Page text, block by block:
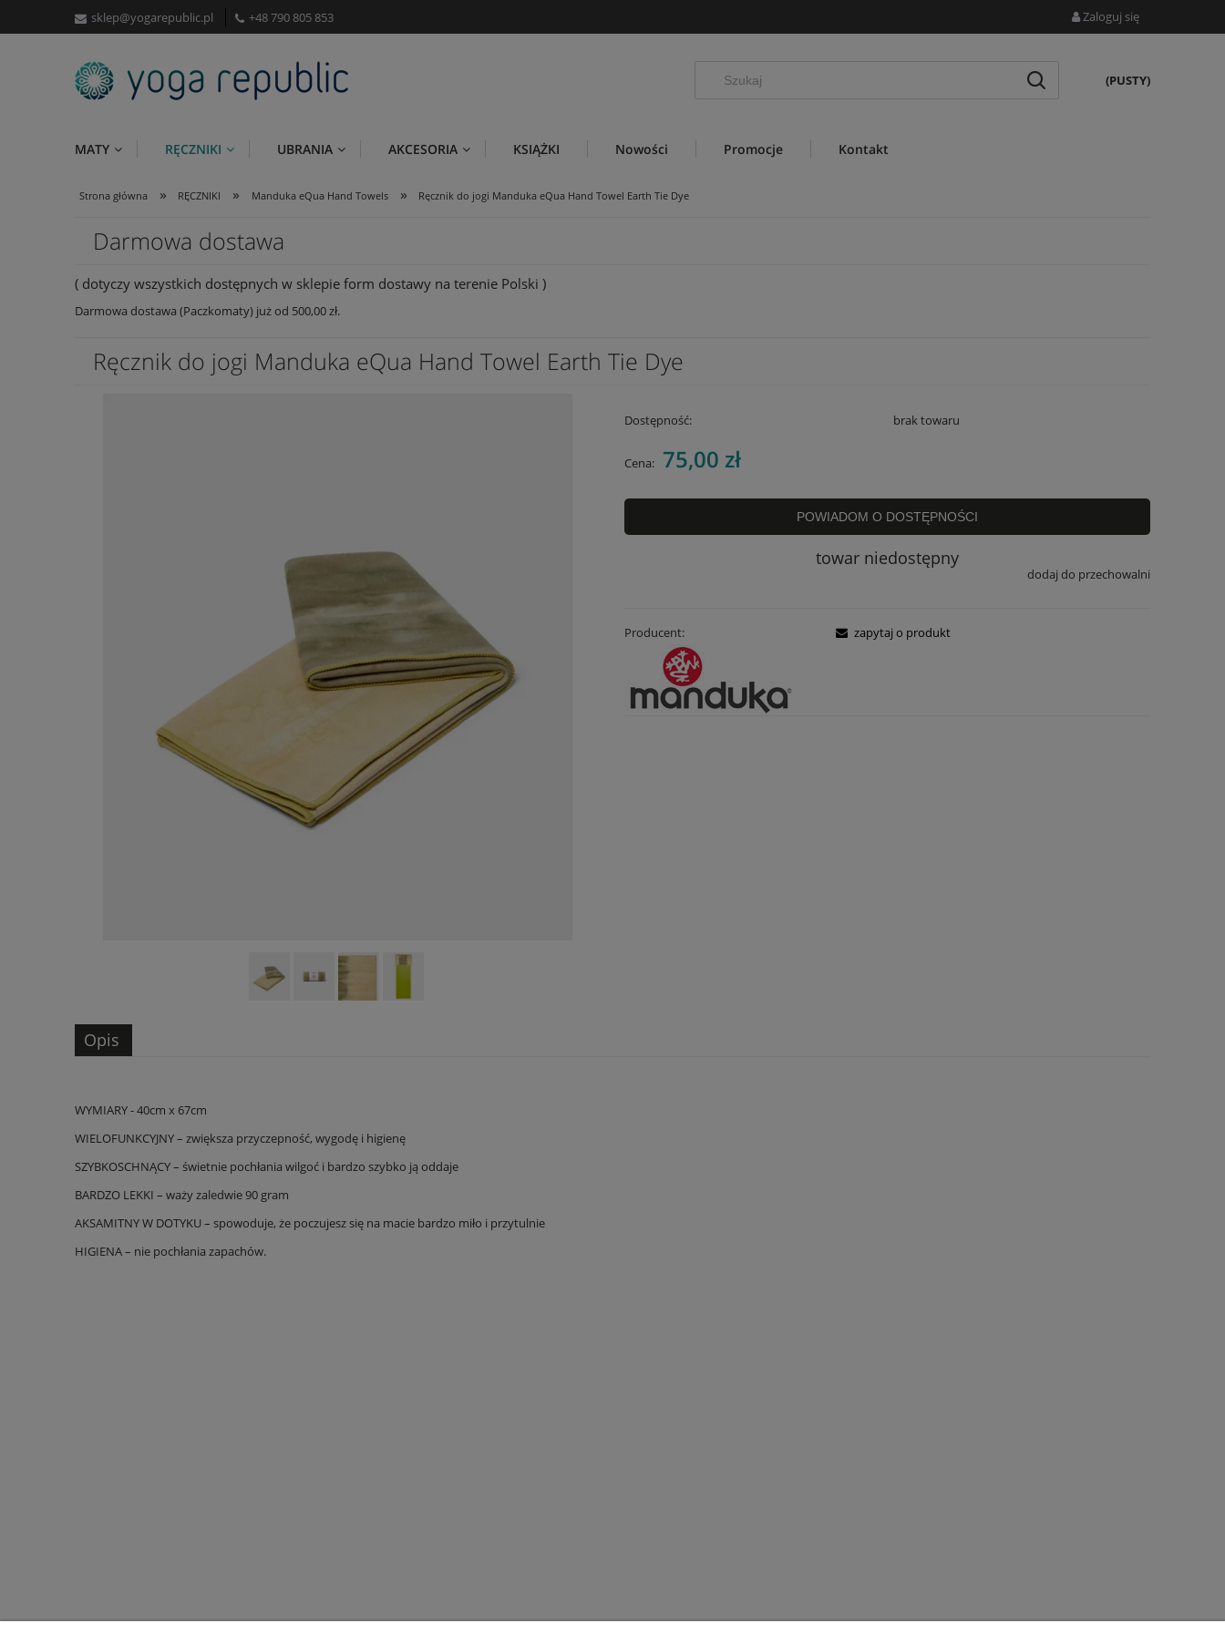
sklep@yogarepublic.pl +48 790 805 853 Zaloguj się
(PUSTY)
MATY RĘCZNIKI UBRANIA AKCESORIA KSIĄŻKI Nowości Promocje Kontakt
Strona główna » RĘCZNIKI » Manduka eQua Hand Towels » Ręcznik do jogi Manduka eQua Hand Towel Earth Tie Dye
Darmowa dostawa
( dotyczy wszystkich dostępnych w sklepie form dostawy na terenie Polski )
Darmowa dostawa (Paczkomaty) już od 500,00 zł.
Ręcznik do jogi Manduka eQua Hand Towel Earth Tie Dye
Dostępność: brak towaru
Cena: 75,00 zł
POWIADOM O DOSTĘPNOŚCI
towar niedostępny
dodaj do przechowalni
Producent: zapytaj o produkt
Opis
WYMIARY -40cm x 67cm
WIELOFUNKCYJNY – zwiększa przyczepność, wygodę i higienę
SZYBKOSCHNĄCY – świetnie pochłania wilgoć i bardzo szybko ją oddaje
BARDZO LEKKI – waży zaledwie 90 gram
AKSAMITNY W DOTYKU – spowoduje, że poczujesz się na macie bardzo miło i przytulnie
HIGIENA – nie pochłania zapachów.